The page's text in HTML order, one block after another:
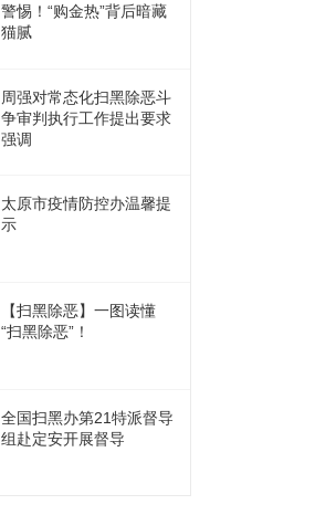
警惕！“购金热”背后暗藏
猫腻
周强对常态化扫黑除恶斗
争审判执行工作提出要求
强调
太原市疫情防控办温馨提
示
【扫黑除恶】一图读懂
“扫黑除恶”！
全国扫黑办第21特派督导
组赴定安开展督导